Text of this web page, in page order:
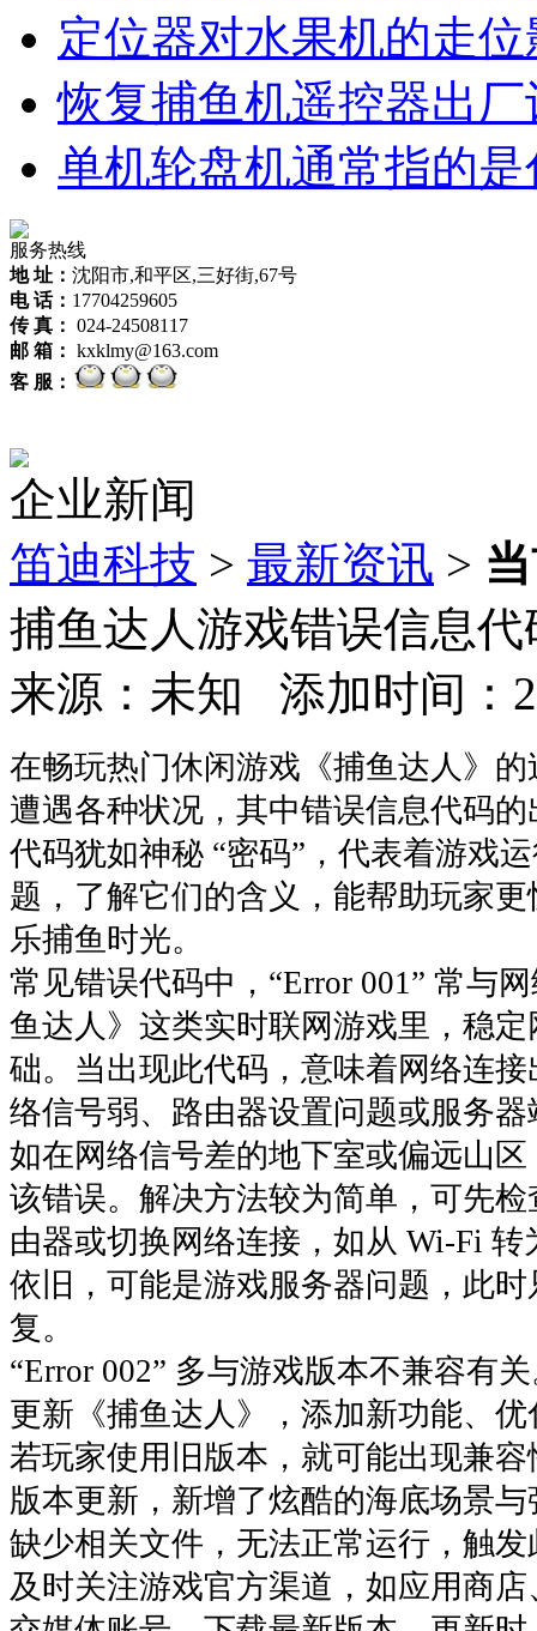
定位器对水果机的走
恢复捕鱼机遥控器出厂
单机轮盘机通常指的是
服务热线
地 址： 沈阳市,和平区,三好街,67号
电 话： 17704259605
传 真： 024-24508117
邮 箱： kxklmy@163.com
客 服：
企业新闻
笛迪科技 > 最新资讯 >
捕鱼达人游戏错误信息代
来源：未知 添加时间：
在畅玩热门休闲游戏《捕鱼达人》
遭遇各种状况，其中错误信息代码
代码犹如神秘 “密码”，代表着游戏
题，了解它们的含义，能帮助玩家
乐捕鱼时光。​
常见错误代码中，“Error 001” 常与
鱼达人》这类实时联网游戏里，稳
础。当出现此代码，意味着网络连
络信号弱、路由器设置问题或服务
如在网络信号差的地下室或偏远山
该错误。解决方法较为简单，可先
由器或切换网络连接，如从 Wi-Fi
依旧，可能是游戏服务器问题，此
复。​
“Error 002” 多与游戏版本不兼容有
更新《捕鱼达人》，添加新功能、
若玩家使用旧版本，就可能出现兼
版本更新，新增了炫酷的海底场景
缺少相关文件，无法正常运行，触
及时关注游戏官方渠道，如应用商